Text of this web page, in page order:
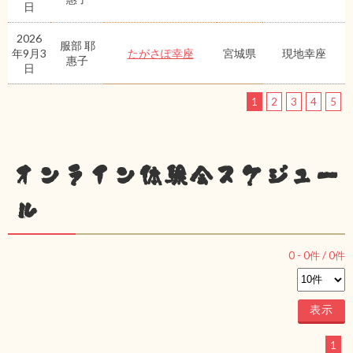
日
2026
年9月3
日
服部 耶
惠子
たがさぽ幸座 宮城県 現地幸座
1 2 3 4 5
オンライン体験会スケジュー
ル
0 - 0件 /0件
1